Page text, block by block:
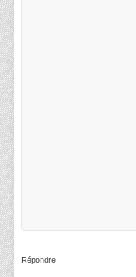
Répondre